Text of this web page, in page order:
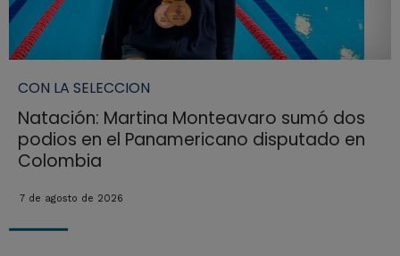
CON LA SELECCION
Natación: Martina Monteavaro sumó dos
podios en el Panamericano disputado en
Colombia
7 de agosto de 2026